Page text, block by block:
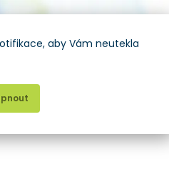
aby Vám neutekla